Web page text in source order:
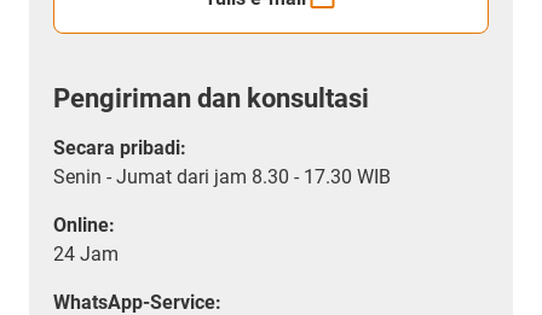
Pengiriman dan konsultasi
Secara pribadi:
Senin - Jumat dari jam 8.30 - 17.30 WIB
Online:
24 Jam
WhatsApp-Service: